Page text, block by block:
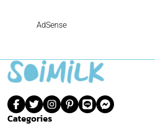
AdSense
Categories